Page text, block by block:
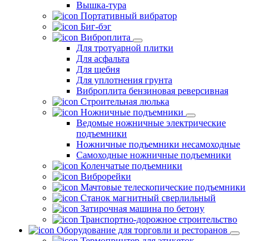
Вышка-тура
Портативный вибратор
Биг-бэг
Виброплита
Для тротуарной плитки
Для асфальта
Для щебня
Для уплотнения грунта
Виброплита бензиновая реверсивная
Строительная люлька
Ножничные подъемники
Ведомые ножничные электрические
подъемники
Ножничные подъемники несамоходные
Самоходные ножничные подъемники
Коленчатые подъемники
Виброрейки
Мачтовые телескопические подъемники
Станок магнитный сверлильный
Затирочная машина по бетону
Транспортно-дорожное строительство
Оборудование для торговли и ресторанов